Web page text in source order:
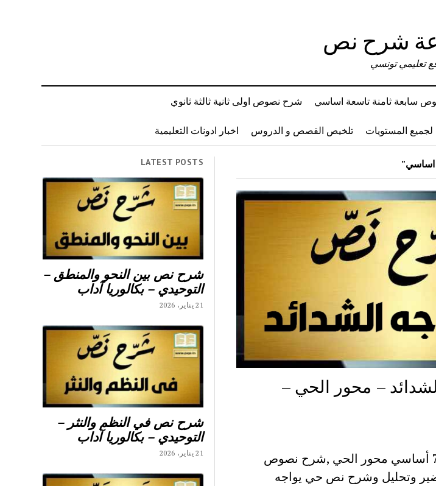
شرح نص
تعليمي تونسي
سابعة ثامنة تاسعة اساسي شرح نصوص اولى ثانية ثالثة ثانوي
المستويات تلخيص القصص و الدروس اخبار ادونات التعليمية
– محور الحي –
شرح نص حي يواجه الشدائد 7 أساسي محور الحي ,شرح نصوص
اساسي ,تحضير وتحليل وشرح نص حي يواجه
LATEST POSTS
شرح نص بين النحو والمنطق –
التوحيدي – بكالوريا آداب
21 يناير، 2026
شرح نص في النظم والنثر –
التوحيدي – بكالوريا آداب
21 يناير، 2026